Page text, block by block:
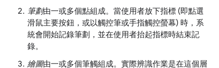
筆劃由一或多個點組成。當使用者放下指標 (即點選
滑鼠主要按鈕，或以觸控筆或手指觸控螢幕) 時，系
統會開始記錄筆劃，並在使用者抬起指標時結束記
錄。
繪圖由一或多個筆觸組成。實際辨識作業是在這個層